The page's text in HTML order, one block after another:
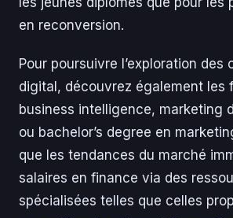
en reconversion.
Pour poursuivre l’exploration des
digital, découvrez également les
business intelligence, marketing
ou bachelor’s degree en
que les tendances du marché
salaires en finance via des
spécialisées telles que celles